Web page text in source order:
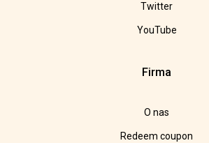
Twitter
YouTube
Firma
O nas
Redeem coupon